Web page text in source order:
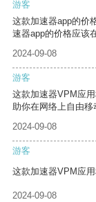
游客
这款加速器app的价
速器app的价格应该
2024-09-08
游客
这款加速器VPM应
助你在网络上自由移
2024-09-08
游客
这款加速器VPM应
2024-09-08